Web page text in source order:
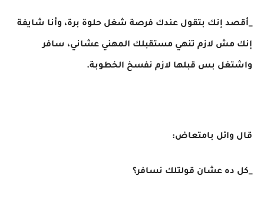
_أقصد إنك بتقول عندك فرصة شغل حلوة برة، وأنا شايفة
إنك مش لازم تنهي مستقبلك المهني عشاني، سافر
واشتغل بس قبلها لازم نفسخ الخطوبة.
قال وائل بامتعاض:
_كل ده عشان قولتلك نسافر؟